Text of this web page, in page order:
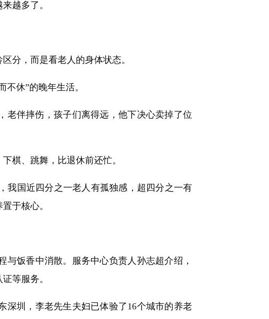
越多了。
分，而是看老人的身体状态。
休”的晚年生活。
伴摔伤，孩子们离得远，他下决心卖掉了位
棋、跳舞，比退休前还忙。
国近四分之一老人有孤独感，超四分之一有
于核心。
饭香中消散。服务中心负责人孙志超介绍，
等服务。
圳，李老先生夫妇已体验了16个城市的养老